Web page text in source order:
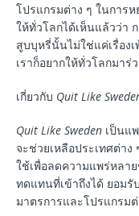
โปรแกรมต่าง ๆ ในการ
ให้ทั่วโลกได้เห็นแล้วว่า
สูบบุหรี่นั้นไม่ใช่แค่เรื่อง
เราก็อยากให้ทั่วโลกมาร่
เกี่ยวกับ Quit Like
Quit Like Sweden เป็นแ
จะช่วยเหลือประเทศต่าง
ใช้เพื่อลดความแพร่หลา
ทดแทนที่เข้าถึงได้ ยอม
มาตรการและโปรแกรม